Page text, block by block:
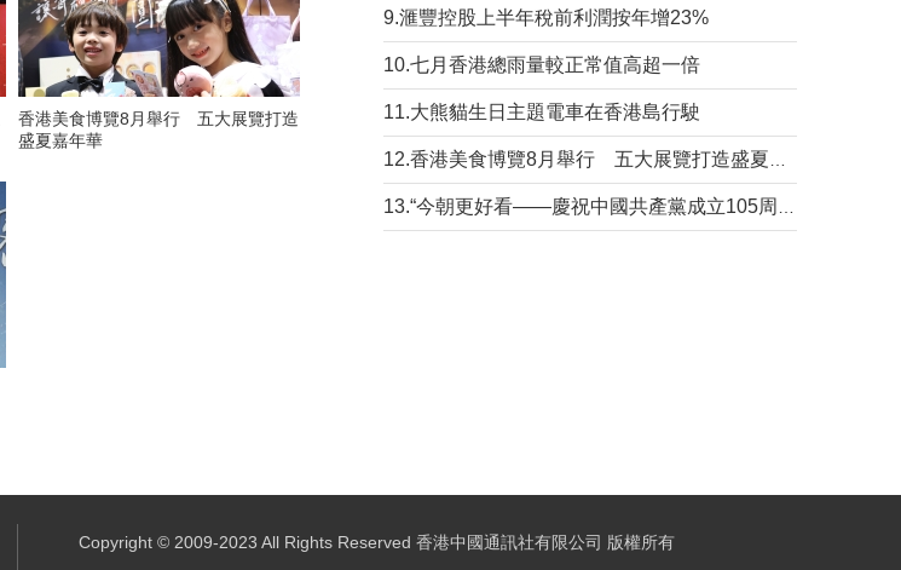
香港美食博覽8月舉行 五大展覽打造
盛夏嘉年華
9.滙豐控股上半年稅前利潤按年增23%
10.七月香港總雨量較正常值高超一倍
11.大熊貓生日主題電車在香港島行駛
Copyright © 2009-2023 All Rights Reserved 香港中國通訊社有限公司 版權所有